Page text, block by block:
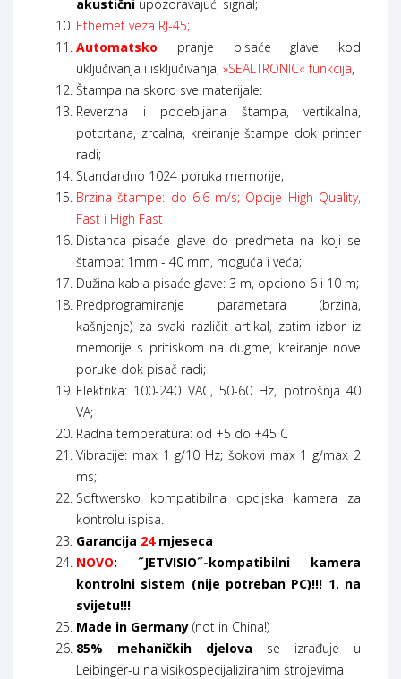
akustični upozoravajući signal;
Ethernet veza RJ-45;
Automatsko pranje pisaće glave kod
uključivanja i isključivanja, »SEALTRONIC« funkcija,
Štampa na skoro sve materijale:
Reverzna i podebljana štampa, vertikalna,
potcrtana, zrcalna, kreiranje štampe dok printer
radi;
Standardno 1024 poruka memorije;
Brzina štampe: do 6,6 m/s; Opcije High Quality,
Fast i High Fast
Distanca pisaće glave do predmeta na koji se
štampa: 1mm - 40 mm, moguća i veća;
Dužina kabla pisaće glave: 3 m, opciono 6 i 10 m;
Predprogramiranje parametara (brzina,
kašnjenje) za svaki različit artikal, zatim izbor iz
memorije s pritiskom na dugme, kreiranje nove
poruke dok pisač radi;
Elektrika: 100-240 VAC, 50-60 Hz, potrošnja 40
VA;
Radna temperatura: od +5 do +45 C
Vibracije: max 1 g/10 Hz; šokovi max 1 g/max 2
ms;
Softwersko kompatibilna opcijska kamera za
kontrolu ispisa.
Garancija 24mjeseca
NOVO: ˝JETVISIO˝-kompatibilni kamera
kontrolni sistem (nije potreban PC)!!! 1. na
svijetu!!!
Made in Germany (not in China!)
85% mehaničkih djelova se izrađuje u
Leibinger-u na visikospecijaliziranim strojevima